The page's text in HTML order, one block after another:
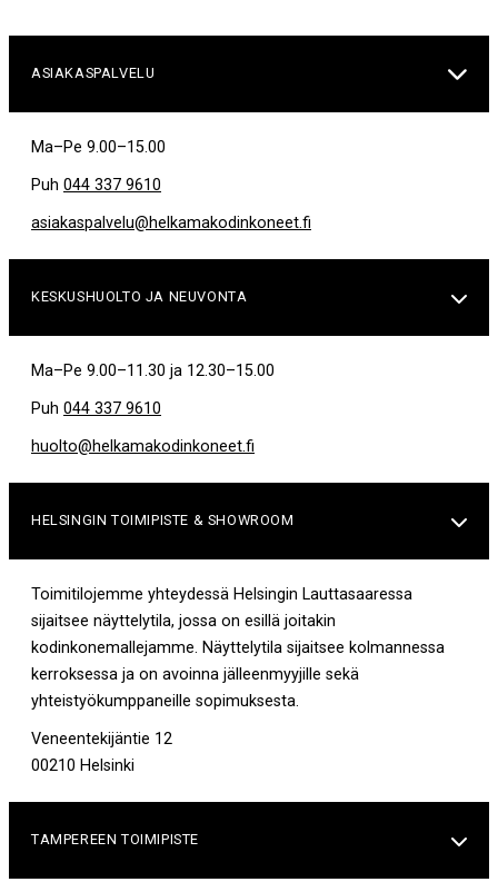
ASIAKASPALVELU 
Ma–Pe 9.00–15.00
Puh 044 337 9610
asiakaspalvelu@helkamakodinkoneet.fi
KESKUSHUOLTO JA NEUVONTA 
Ma–Pe 9.00–11.30 ja 12.30–15.00
Puh 044 337 9610
huolto@helkamakodinkoneet.fi
HELSINGIN TOIMIPISTE & SHOWROOM 
Toimitilojemme yhteydessä Helsingin Lauttasaaressa
sijaitsee näyttelytila, jossa on esillä joitakin
kodinkonemallejamme. Näyttelytila sijaitsee kolmannessa
kerroksessa ja on avoinna jälleenmyyjille sekä
yhteistyökumppaneille sopimuksesta.
Veneentekijäntie 12
00210 Helsinki
TAMPEREEN TOIMIPISTE 